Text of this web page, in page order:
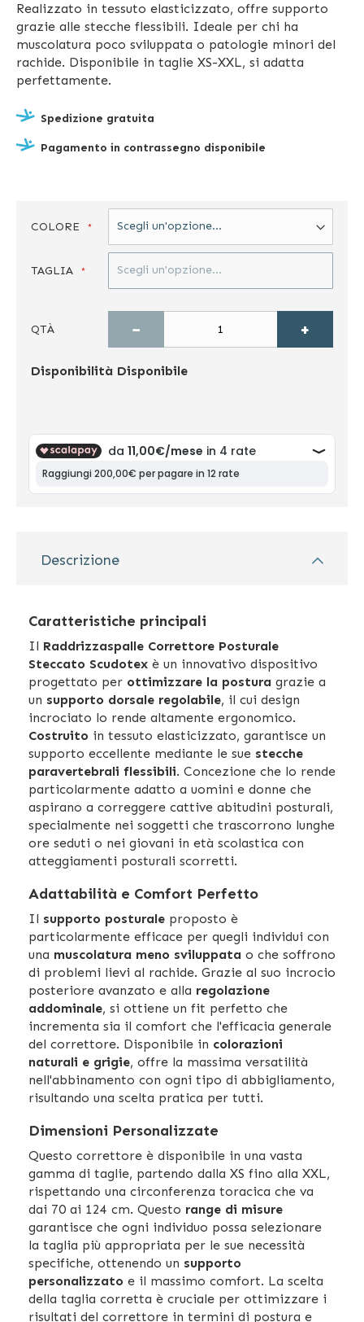
Realizzato in tessuto elasticizzato, offre supporto
grazie alle stecche flessibili. Ideale per chi ha
muscolatura poco sviluppata o patologie minori del
rachide. Disponibile in taglie XS-XXL, si adatta
perfettamente.
Spedizione gratuita
Pagamento in contrassegno disponibile
COLORE
TAGLIA
QTÀ − +
Disponibilità Disponibile
Descrizione
Caratteristiche principali
Il Raddrizzaspalle Correttore Posturale
Steccato Scudotex è un innovativo dispositivo
progettato per ottimizzare la postura grazie a
un supporto dorsale regolabile, il cui design
incrociato lo rende altamente ergonomico.
Costruito in tessuto elasticizzato, garantisce un
supporto eccellente mediante le sue stecche
paravertebrali flessibili. Concezione che lo rende
particolarmente adatto a uomini e donne che
aspirano a correggere cattive abitudini posturali,
specialmente nei soggetti che trascorrono lunghe
ore seduti o nei giovani in età scolastica con
atteggiamenti posturali scorretti.
Adattabilità e Comfort Perfetto
Il supporto posturale proposto è
particolarmente efficace per quegli individui con
una muscolatura meno sviluppata o che soffrono
di problemi lievi al rachide. Grazie al suo incrocio
posteriore avanzato e alla regolazione
addominale, si ottiene un fit perfetto che
incrementa sia il comfort che l'efficacia generale
del correttore. Disponibile in colorazioni
naturali e grigie, offre la massima versatilità
nell'abbinamento con ogni tipo di abbigliamento,
risultando una scelta pratica per tutti.
Dimensioni Personalizzate
Questo correttore è disponibile in una vasta
gamma di taglie, partendo dalla XS fino alla XXL,
rispettando una circonferenza toracica che va
dai 70 ai 124 cm. Questo range di misure
garantisce che ogni individuo possa selezionare
la taglia più appropriata per le sue necessità
specifiche, ottenendo un supporto
personalizzato e il massimo comfort. La scelta
della taglia corretta è cruciale per ottimizzare i
risultati del correttore in termini di postura e